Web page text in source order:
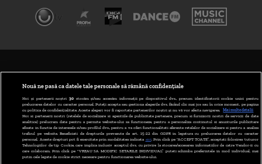
ABONARE DIGI TV
GESTIONAȚI PREFERINȚELE
CODUL DIGI24
CAMERE WEB
Nouă ne pasă ca datele tale personale să rămână confidențiale
Noi și partenerii noștri 30stocăm și/sau accesăm informații pe dispozitivul dvs., precum identificatorii cookie unici pentru
prelucrarea datelor cu caracter personal. Puteți accepta sau gestiona alegerile dvs. făcând clic mai jos sau în orice moment, pe pagina
cu politica de confidențialitate. Aceste alegeri vor fi raportate partenerilor noștri și nu vă vor afecta navigarea.
Mai multe detalii
Noi si partenerii nostri (retelele de socializare si agentiile de publicitate partenere, precum si furnizorii nostri de servicii de date
analitice) prelucram date pentru a permite website-ului sa functioneze, pentru a personaliza continutul si anunturile publicitare
afisate in functie de interesele si/sau profilul dvs., pentru a va oferi functionalitati aferente retelelor de socializare si pentru a analiza
traficul pe website. Beneficiati de drepturile prevazute de art. 15-22 din GDPR in legatura cu prelucrarea datelor cu caracter
personal. Aceste drepturi pot fi exercitate prin modalitatea indicata aici. Prin click pe “ACCEPT TOATE”, acceptati folosirea tuturor
Tehnologiilor de tip Cookie, care implica inclusiv acceptul dvs. cu privire la stocarea/accesarea informatiilor de catre Vendor-ii cu
care colaboram. Prin click pe “VREAU SA MODIFIC SETARILE INDIVIDUAL” puteti schimba preferintele in mod individual, mai
putin cele legate de cookie strict necesare pentru functionarea website-ului.